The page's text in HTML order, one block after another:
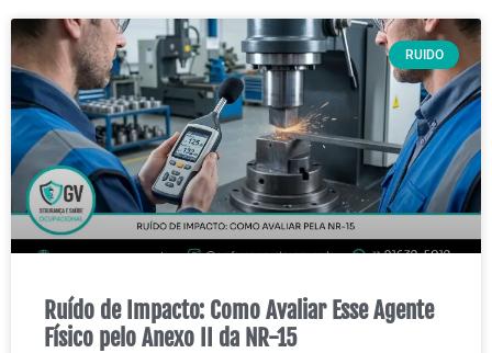
RUIDO
Ruído de Impacto: Como Avaliar Esse Agente
Físico pelo Anexo II da NR-15